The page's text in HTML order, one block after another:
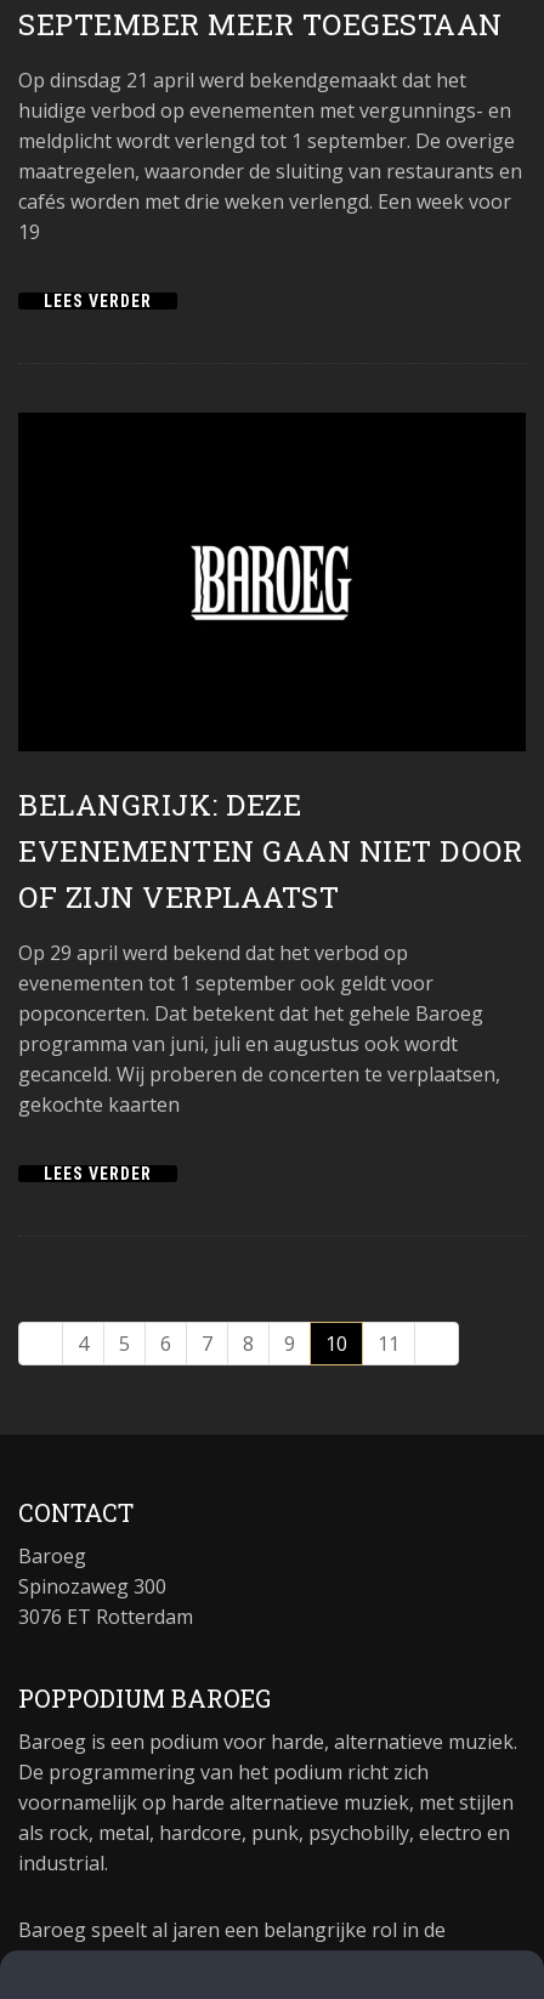
SEPTEMBER MEER TOEGESTAAN
Op dinsdag 21 april werd bekendgemaakt dat het
huidige verbod op evenementen met vergunnings- en
meldplicht wordt verlengd tot 1 september. De overige
maatregelen, waaronder de sluiting van restaurants en
cafés worden met drie weken verlengd. Een week voor
19
LEES VERDER
BELANGRIJK: DEZE
EVENEMENTEN GAAN NIET DOOR
OF ZIJN VERPLAATST
Op 29 april werd bekend dat het verbod op
evenementen tot 1 september ook geldt voor
popconcerten. Dat betekent dat het gehele Baroeg
programma van juni, juli en augustus ook wordt
gecanceld. Wij proberen de concerten te verplaatsen,
gekochte kaarten
LEES VERDER
4 5 6 7 8 9 10 11
CONTACT
Baroeg
Spinozaweg 300
3076 ET Rotterdam
POPPODIUM BAROEG
Baroeg is een podium voor harde, alternatieve muziek.
De programmering van het podium richt zich
voornamelijk op harde alternatieve muziek, met stijlen
als rock, metal, hardcore, punk, psychobilly, electro en
industrial.
Baroeg speelt al jaren een belangrijke rol in de